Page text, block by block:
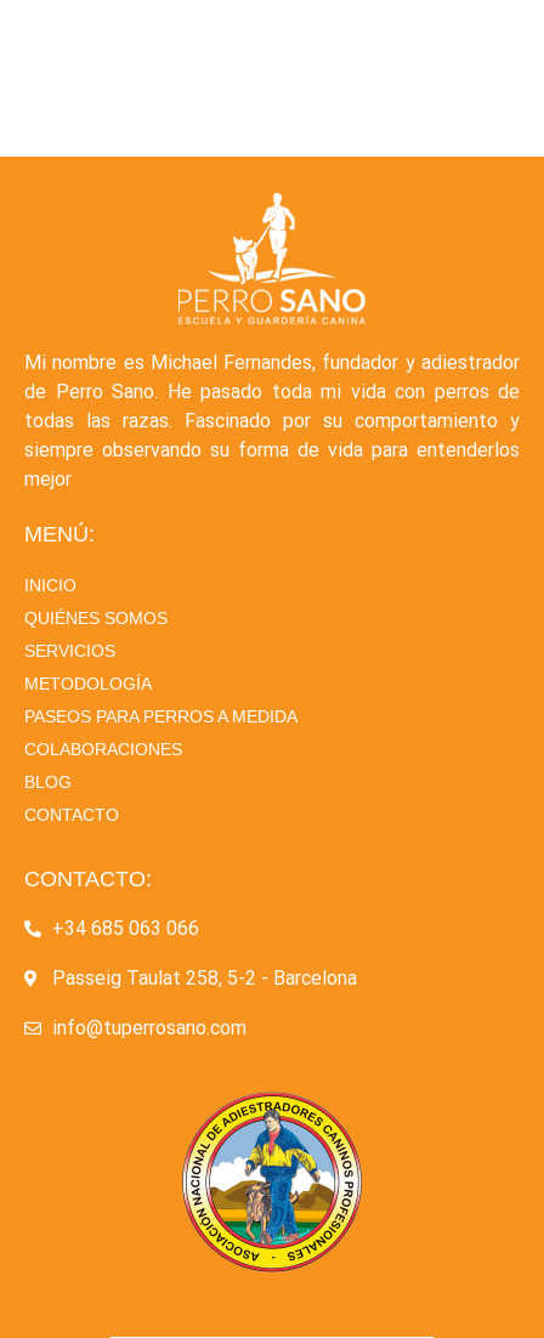
Mi nombre es Michael Fernandes, fundador y adiestrador
de Perro Sano. He pasado toda mi vida con perros de
todas las razas. Fascinado por su comportamiento y
siempre observando su forma de vida para entenderlos
mejor
MENÚ:
INICIO
QUIÉNES SOMOS
SERVICIOS
METODOLOGÍA
PASEOS PARA PERROS A MEDIDA
COLABORACIONES
BLOG
CONTACTO
CONTACTO:
+34 685 063 066
Passeig Taulat 258, 5-2 - Barcelona
info@tuperrosano.com